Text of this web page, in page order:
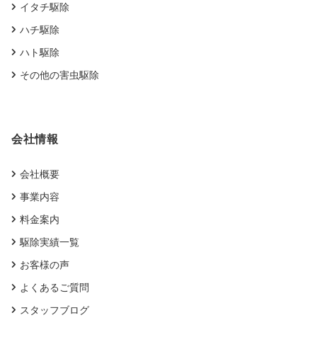
イタチ駆除
ハチ駆除
ハト駆除
その他の害虫駆除
会社情報
会社概要
事業内容
料金案内
駆除実績一覧
お客様の声
よくあるご質問
スタッフブログ